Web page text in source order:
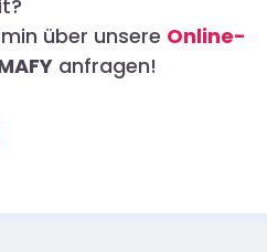
über unsere Online-
anfragen!